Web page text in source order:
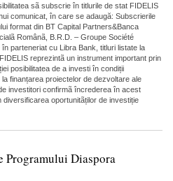
sã subscrie în titlurile de stat FIDELIS
comunicat, în care se adaugă: Subscrierile
format din BT Capital Partners&Banca
Românã, B.R.D. – Groupe Société
parteneriat cu Libra Bank, titluri listate la
reprezintã un instrument important prin
posibilitatea de a investi în condiții
finanțarea proiectelor de dezvoltare ale
investitori confirmã încrederea în acest
oportunitãților de investiție
Programului Diaspora